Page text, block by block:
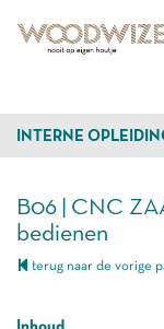
INTERNE
B06 | CNC
bedienen
terug naar de vorige